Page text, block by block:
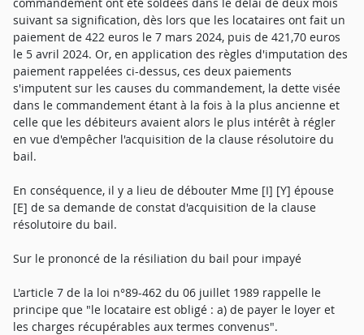
suivant sa signification, dès lors que les locataires ont fait un
paiement de 422 euros le 7 mars 2024, puis de 421,70 euros
le 5 avril 2024. Or, en application des règles d'imputation des
paiement rappelées ci-dessus, ces deux paiements
s'imputent sur les causes du commandement, la dette visée
dans le commandement étant à la fois à la plus ancienne et
celle que les débiteurs avaient alors le plus intérêt à régler
en vue d'empêcher l'acquisition de la clause résolutoire du
bail.
En conséquence, il y a lieu de débouter Mme [I] [Y] épouse
[E] de sa demande de constat d'acquisition de la clause
résolutoire du bail.
Sur le prononcé de la résiliation du bail pour impayé
L'article 7 de la loi n°89-462 du 06 juillet 1989 rappelle le
principe que "le locataire est obligé : a) de payer le loyer et
les charges récupérables aux termes convenus".